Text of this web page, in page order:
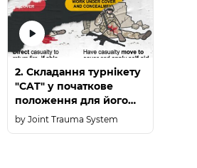
2. Складання турнікету
"CAT" у початкове
положення для його
подальшого
використання
Joint Trauma System